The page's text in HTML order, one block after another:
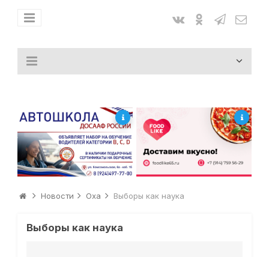
Новости Оха Выборы как наука
Выборы как наука